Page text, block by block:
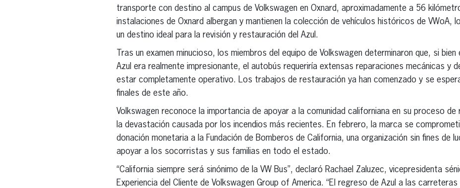
transporte con destino al campus de Volkswagen en Oxnard, aproximadamente a 56
instalaciones de Oxnard albergan y mantienen la colección de vehículos históricos de VWoA,
un destino ideal para la revisión y restauración del Azul.
Tras un examen minucioso, los miembros del equipo de Volkswagen determinaron que, si bien
Azul era realmente impresionante, el autobús requeriría extensas reparaciones mecánicas y
estar completamente operativo. Los trabajos de restauración ya han comenzado y se
finales de este año.
Volkswagen reconoce la importancia de apoyar a la comunidad californiana en su proceso
la devastación causada por los incendios más recientes. En febrero, la marca se
donación monetaria a la Fundación de Bomberos de California, una organización sin fines de
apoyar a los socorristas y sus familias en todo el estado.
“California siempre será sinónimo de la VW Bus”, declaró Rachael Zaluzec, vicepresidenta
Experiencia del Cliente de Volkswagen Group of America. “El regreso de Azul a las